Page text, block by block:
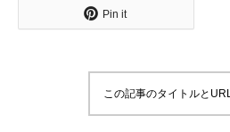
Pin it
この記事のタイトルと